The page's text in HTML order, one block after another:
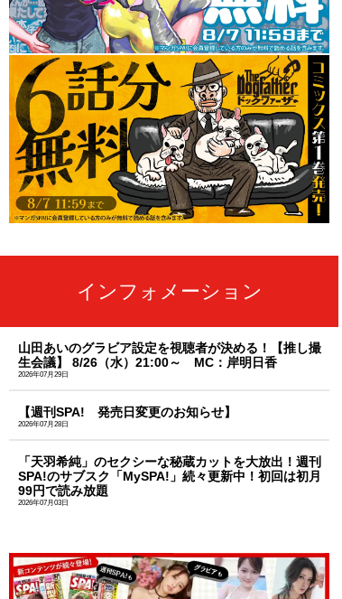
インフォメーション
山田あいのグラビア設定を視聴者が決める！【推し撮
生会議】 8/26（水）21:00～ MC：岸明日香
2026年07月29日
【週刊SPA! 発売日変更のお知らせ】
2026年07月28日
「天羽希純」のセクシーな秘蔵カットを大放出！週刊
SPA!のサブスク「MySPA!」続々更新中！初回は初月
99円で読み放題
2026年07月03日